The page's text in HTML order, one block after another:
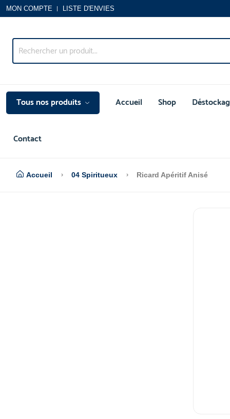
MON COMPTE LISTE D'ENVIES
Tous nos produits Accueil Shop
Contact
Accueil 04 Spiritueux Ricard Apéritif Anisé